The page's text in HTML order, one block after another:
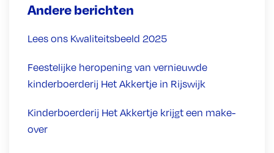
Andere berichten
Lees ons Kwaliteitsbeeld 2025
Feestelijke heropening van vernieuwde
kinderboerderij Het Akkertje in Rijswijk
Kinderboerderij Het Akkertje krijgt een make-
over